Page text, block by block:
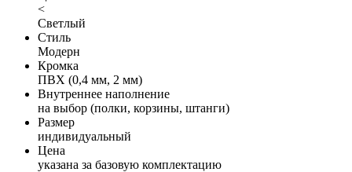
<
Светлый
Стиль
Модерн
Кромка
ПВХ (0,4 мм, 2 мм)
Внутреннее наполнение
на выбор (полки, корзины, штанги)
Размер
индивидуальный
Цена
указана за базовую комплектацию